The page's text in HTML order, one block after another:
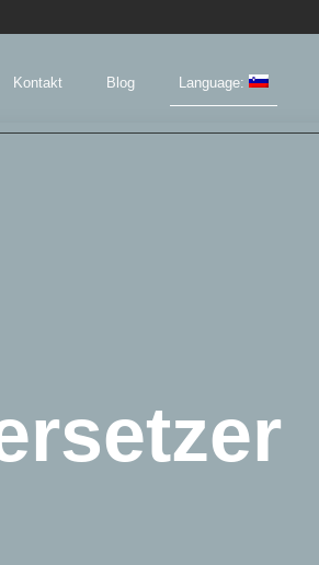
Kontakt Blog Language: